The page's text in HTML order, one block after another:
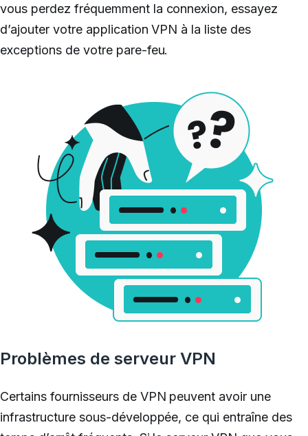
vous perdez fréquemment la connexion, essayez
d’ajouter votre application VPN à la liste des
exceptions de votre pare-feu.
Problèmes de serveur VPN
Certains fournisseurs de VPN peuvent avoir une
infrastructure sous-développée, ce qui entraîne des